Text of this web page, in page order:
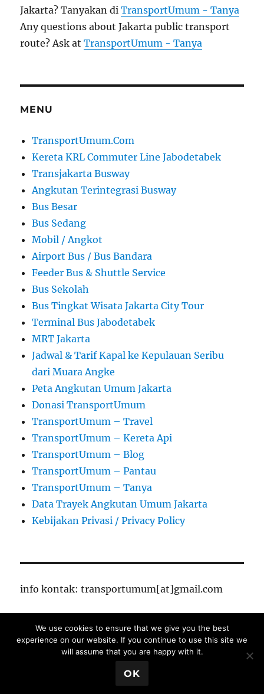
Jakarta? Tanyakan diTransportUmum - Tanya
Any questions about Jakarta public transport
route? Ask atTransportUmum - Tanya
MENU
TransportUmum.Com
Kereta KRL Commuter Line Jabodetabek
Transjakarta Busway
Angkutan Terintegrasi Busway
Bus Besar
Bus Sedang
Mobil / Angkot
Airport Bus / Bus Bandara
Feeder Bus & Shuttle Service
Bus Sekolah
Bus Tingkat Wisata Jakarta City Tour
Terminal Bus Jabodetabek
MRT Jakarta
Jadwal & Tarif Kapal ke Kepulauan Seribu
dari Muara Angke
Peta Angkutan Umum Jakarta
Donasi TransportUmum
TransportUmum – Travel
TransportUmum – Kereta Api
TransportUmum – Blog
TransportUmum – Pantau
TransportUmum – Tanya
Data Trayek Angkutan Umum Jakarta
Kebijakan Privasi / Privacy Policy
info kontak: transportumum[at]gmail.com
TransportUmum – Jakarta
Proudly powered by
WordPress
We use cookies to ensure that we give you the best
experience on our website. If you continue to use this site we
will assume that you are happy with it.
OK